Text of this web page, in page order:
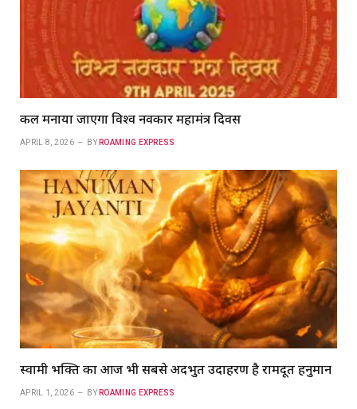
कल मनाया जाएगा विश्व नवकार महामंत्र दिवस
APRIL 8, 2026 BY ROAMING EXPRESS
स्वामी भक्ति का आज भी सबसे अदभुत उदाहरण है रामदूत हनुमान
APRIL 1, 2026 BY ROAMING EXPRESS